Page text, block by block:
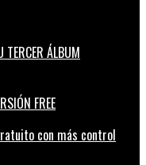
ÁLBUM
con más control